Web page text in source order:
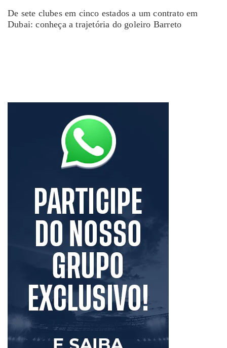
De sete clubes em cinco estados a um contrato em
Dubai: conheça a trajetória do goleiro Barreto